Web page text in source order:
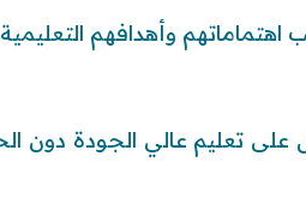
وأهدافهم
تعليم عالي الجودة دون